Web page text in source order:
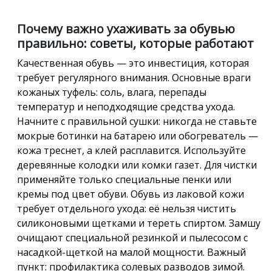
Почему важно ухаживать за обувью
правильно: советы, которые работают
Качественная обувь — это инвестиция, которая
требует регулярного внимания. Основные враги
кожаных туфель: соль, влага, перепады
температур и неподходящие средства ухода.
Начните с правильной сушки: никогда не ставьте
мокрые ботинки на батарею или обогреватель —
кожа треснет, а клей расплавится. Используйте
деревянные колодки или комки газет. Для чистки
применяйте только специальные пенки или
кремы под цвет обуви. Обувь из лаковой кожи
требует отдельного ухода: её нельзя чистить
силиконовыми щетками и тереть спиртом. Замшу
очищают специальной резинкой и пылесосом с
насадкой-щеткой на малой мощности. Важный
пункт: профилактика солевых разводов зимой.